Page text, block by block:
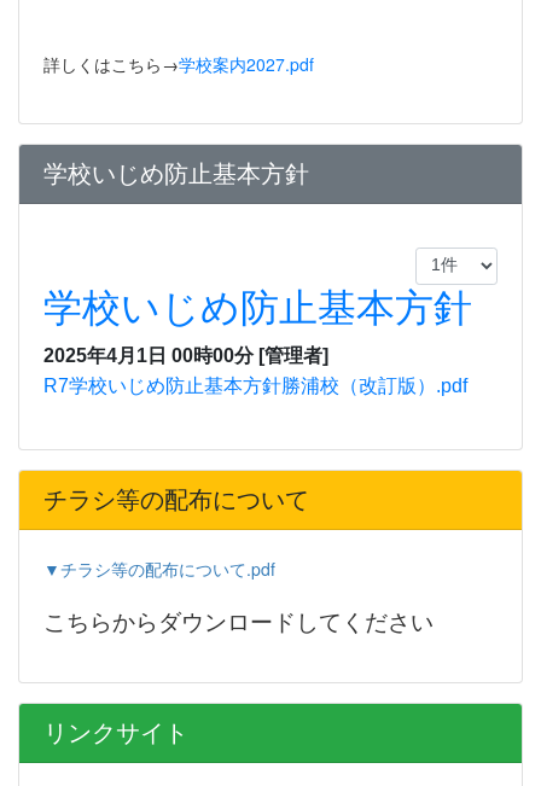
詳しくはこちら→学校案内2027.pdf
学校いじめ防止基本方針
学校いじめ防止基本方針
2025年4月1日 00時00分 [管理者]
R7学校いじめ防止基本方針勝浦校（改訂版）.pdf
チラシ等の配布について
▼チラシ等の配布について.pdf
こちらからダウンロードしてください
リンクサイト